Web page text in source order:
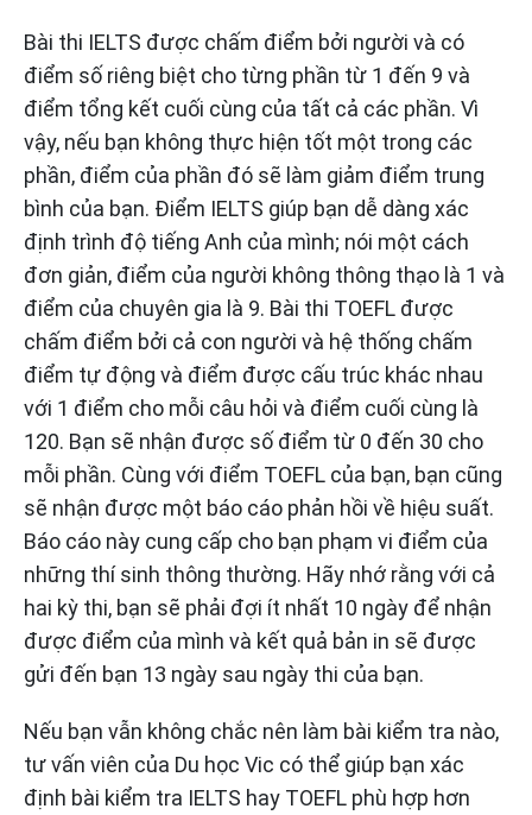
Bài thi IELTS được chấm điểm bởi người và có
điểm số riêng biệt cho từng phần từ 1 đến 9 và
điểm tổng kết cuối cùng của tất cả các phần. Vì
vậy, nếu bạn không thực hiện tốt một trong các
phần, điểm của phần đó sẽ làm giảm điểm trung
bình của bạn. Điểm IELTS giúp bạn dễ dàng xác
định trình độ tiếng Anh của mình; nói một cách
đơn giản, điểm của người không thông thạo là 1 và
điểm của chuyên gia là 9. Bài thi TOEFL được
chấm điểm bởi cả con người và hệ thống chấm
điểm tự động và điểm được cấu trúc khác nhau
với 1 điểm cho mỗi câu hỏi và điểm cuối cùng là
120. Bạn sẽ nhận được số điểm từ 0 đến 30 cho
mỗi phần. Cùng với điểm TOEFL của bạn, bạn cũng
sẽ nhận được một báo cáo phản hồi về hiệu suất.
Báo cáo này cung cấp cho bạn phạm vi điểm của
những thí sinh thông thường. Hãy nhớ rằng với cả
hai kỳ thi, bạn sẽ phải đợi ít nhất 10 ngày để nhận
được điểm của mình và kết quả bản in sẽ được
gửi đến bạn 13 ngày sau ngày thi của bạn.
Nếu bạn vẫn không chắc nên làm bài kiểm tra nào,
tư vấn viên của Du học Vic có thể giúp bạn xác
định bài kiểm tra IELTS hay TOEFL phù hợp hơn